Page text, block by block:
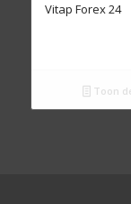
Vitap Forex 24
Toon